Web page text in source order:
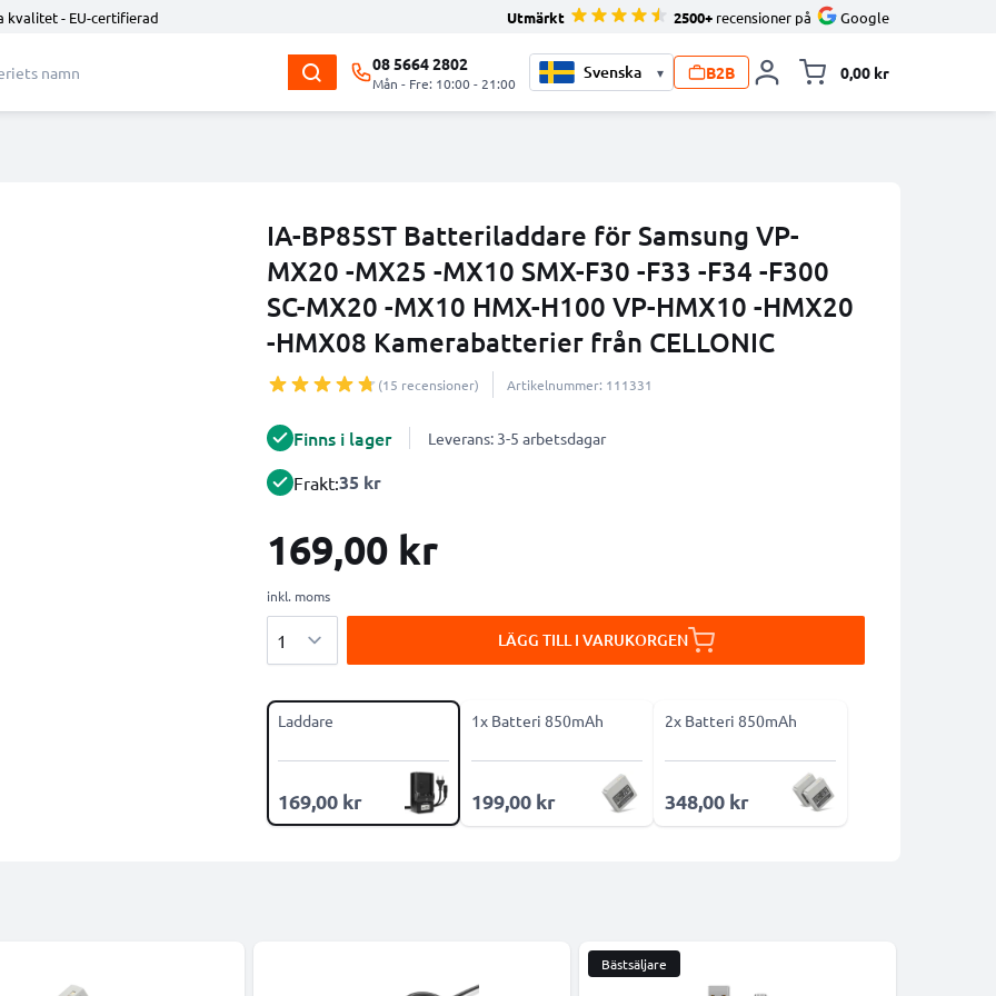
kvalitet - EU-certifierad Utmärkt 2500+ recensioner på Google
08 5664 2802
Mån - Fre: 10:00 - 21:00
▾ B2B 0,00 kr
IA-BP85ST Batteriladdare för Samsung VP-
MX20 -MX25 -MX10 SMX-F30 -F33 -F34 -F300
SC-MX20 -MX10 HMX-H100 VP-HMX10 -HMX20
-HMX08 Kamerabatterier från CELLONIC
(15 recensioner) Artikelnummer: 111331
Finns i lager Leverans: 3-5 arbetsdagar
Frakt:35 kr
169,00 kr
inkl. moms
LÄGG TILL I VARUKORGEN
Laddare
169,00 kr
1x Batteri 850mAh
199,00 kr
2x Batteri 850mAh
348,00 kr
Bästsäljare